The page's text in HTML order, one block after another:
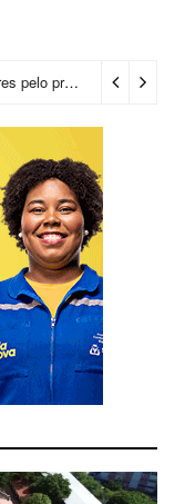
Prefeitura certifica 4,6 mil trabalhadores pelo programa Treinar para Empregar e realiza Feirão de Empregabilidade